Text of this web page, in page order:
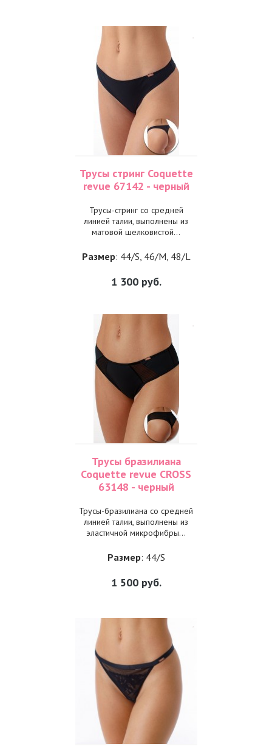
Трусы стринг Coquette
revue 67142 - черный
Трусы-стринг со средней
линией талии, выполнены из
матовой шелковистой...
Размер: 44/S, 46/M, 48/L
1 300руб.
Трусы бразилиана
Coquette revue CROSS
63148 - черный
Трусы-бразилиана со средней
линией талии, выполнены из
эластичной микрофибры...
Размер: 44/S
1 500руб.